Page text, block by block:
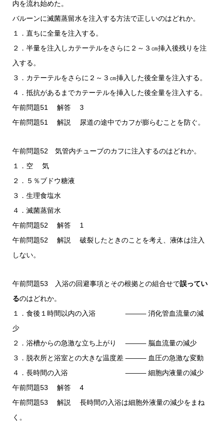
内を流れ始めた。
バルーンに滅菌蒸留水を注入する方法で正しいのはどれか。
１．直ちに全量を注入する。
２．半量を注入しカテーテルをさらに２～３㎝挿入後残りを注
入する。
３．カテーテルをさらに２～３㎝挿入した後全量を注入する。
４．抵抗があるまでカテーテルを挿入した後全量を注入する。
午前問題51 解答 3
午前問題51 解説 尿道の途中でカフが膨らむことを防ぐ。
午前問題52 気管内チューブのカフに注入するのはどれか。
１．空 気
２．５％ブドウ糖液
３．生理食塩水
４．滅菌蒸留水
午前問題52 解答 1
午前問題52 解説 破裂したときのことを考え、液体は注入
しない。
午前問題53 入浴の回避事項とその根拠との組合せで誤ってい
るのはどれか。
１．食後１時間以内の入浴 ――― 消化管血流量の減
少
２．浴槽からの急激な立ち上がり ――― 脳血流量の減少
３．脱衣所と浴室との大きな温度差 ――― 血圧の急激な変動
４．長時間の入浴 ――― 細胞内液量の減少
午前問題53 解答 4
午前問題53 解説 長時間の入浴は細胞外液量の減少をまね
く。